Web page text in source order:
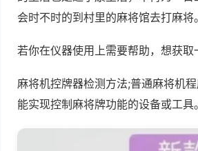
会时不时的到村里的麻将馆去打麻将
若你在仪器使用上需要帮助，想获
麻将机控牌器检测方法;普通麻将机
能实现控制麻将牌功能的设备或工具。